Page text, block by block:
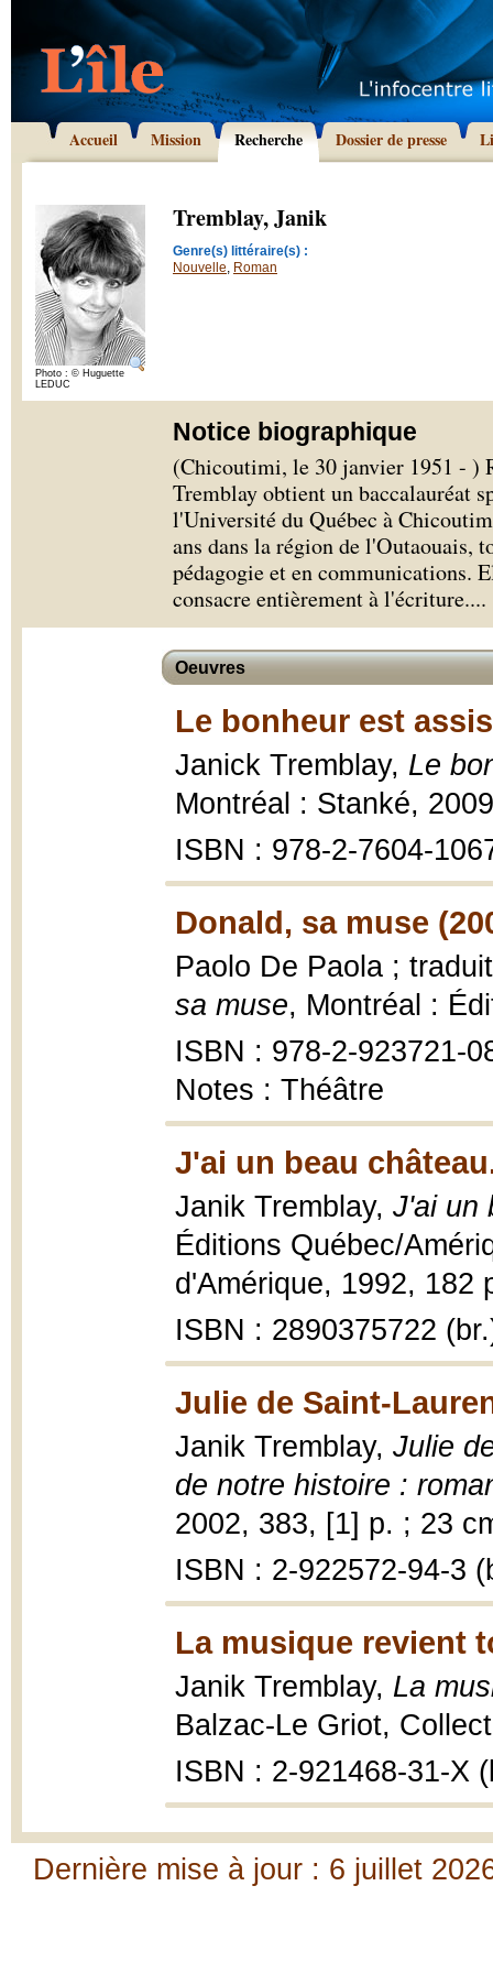
Accueil Mission Recherche Dossier de presse
Photo : © Huguette
LEDUC
Tremblay, Janik
Genre(s) littéraire(s) :
Nouvelle, Roman
Notice biographique
(Chicoutimi, le 30 janvier 1951 - )
Tremblay obtient un baccalauréat
l'Université du Québec à
ans dans la région de l'Outaouais,
pédagogie et en communications.
consacre entièrement à l'écriture....
Oeuvres
Le bonheur est
Janick Tremblay, Le
Montréal : Stanké, 2009
ISBN : 978-2-7604-
Donald, sa muse
Paolo De Paola ;
sa muse, Montréal :
ISBN : 978-2-923721-
Notes : Théâtre
J'ai un beau
Janik Tremblay, J'ai un
Éditions Québec/
d'Amérique, 1992, 182
ISBN : 2890375722
Julie de Saint-
Janik Tremblay, Julie
de notre histoire :
2002, 383, [1] p. ; 23
ISBN : 2-922572-94-3
La musique revient
Janik Tremblay, La
Balzac-Le Griot,
ISBN : 2-921468-31-X
Dernière mise à jour : 6 juillet